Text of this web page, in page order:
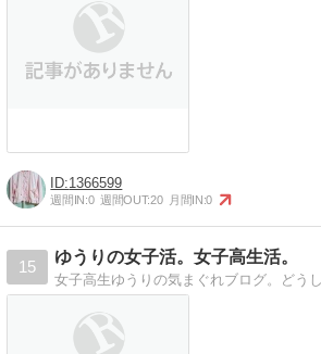
1366599
週間IN:0 週間OUT:20 月間IN:0
15
ゆうりの女子活。女子高生活。